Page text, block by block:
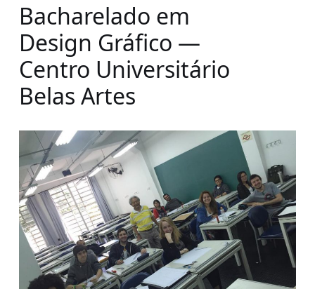
Bacharelado em
Design Gráfico —
Centro Universitário
Belas Artes